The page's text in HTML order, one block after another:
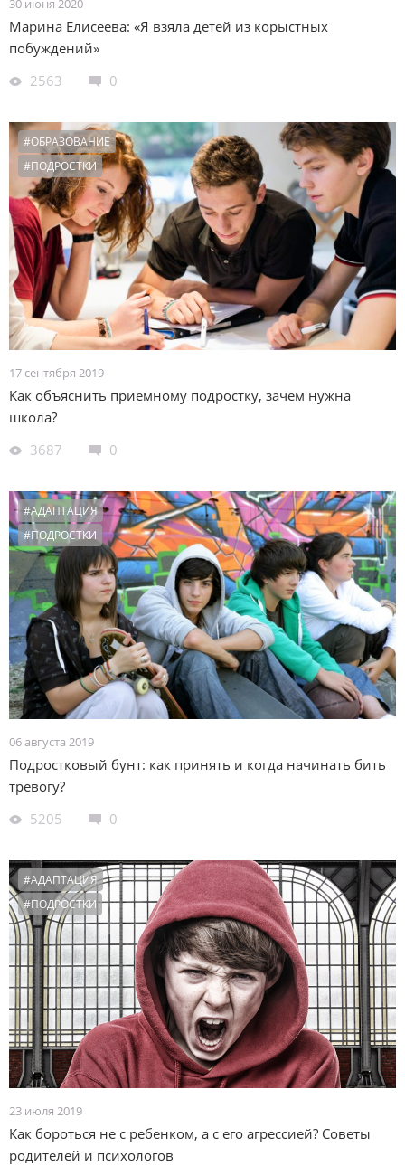
30 июня 2020
Марина Елисеева: «Я взяла детей из корыстных
побуждений»
2563
0
#ОБРАЗОВАНИЕ
#ПОДРОСТКИ
17 сентября 2019
Как объяснить приемному подростку, зачем нужна
школа?
3687
0
#АДАПТАЦИЯ
#ПОДРОСТКИ
06 августа 2019
Подростковый бунт: как принять и когда начинать бить
тревогу?
5205
0
#АДАПТАЦИЯ
#ПОДРОСТКИ
23 июля 2019
Как бороться не с ребенком, а c его агрессией? Советы
родителей и психологов